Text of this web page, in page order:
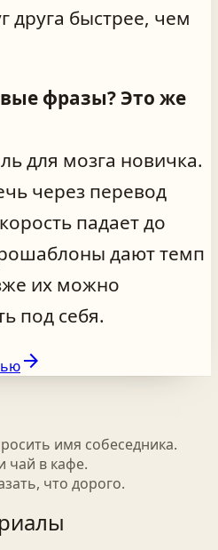
друга быстрее, чем
фразы? Это же
для мозга новичка.
через перевод
падает до
дают темп
их можно
под себя.
arrow_forward
имя собеседника.
чай в кафе.
что дорого.